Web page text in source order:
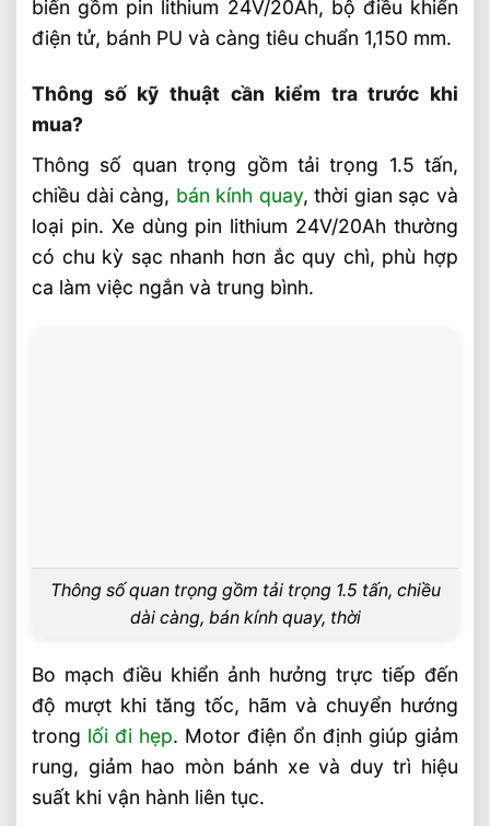
Chọn Xe Nâng Điện Theo Ngành Phù
Chọn Xe Nâng Điện Phù Hợp Theo Từng
Chọn Xe Nâng Điện Phù Hợp Theo Chiều
Cao Kệ Hàng Chuẩn Nhất
Xe Nâng Điện Reach Truck 1.8 Tấn Lựa
Chọn Tối Ưu Cho Logistics
Xe Nâng Dầu 3.5 Tấn Động Cơ Isuzu Có
Ưu Điểm Gì
biến gồm pin lithium 24V/20Ah, bộ điều khiển
điện tử, bánh PU và càng tiêu chuẩn 1,150 mm.
Thông số kỹ thuật cần kiểm tra trước khi
mua?
Thông số quan trọng gồm tải trọng 1.5 tấn,
chiều dài càng, bán kính quay, thời gian sạc và
loại pin. Xe dùng pin lithium 24V/20Ah thường
có chu kỳ sạc nhanh hơn ắc quy chì, phù hợp
ca làm việc ngắn và trung bình.
Thông số quan trọng gồm tải trọng 1.5 tấn, chiều
dài càng, bán kính quay, thời
Bo mạch điều khiển ảnh hưởng trực tiếp đến
độ mượt khi tăng tốc, hãm và chuyển hướng
trong lối đi hẹp. Motor điện ổn định giúp giảm
rung, giảm hao mòn bánh xe và duy trì hiệu
suất khi vận hành liên tục.